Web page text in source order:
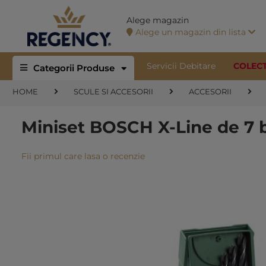
Alege magazin
Alege un magazin din lista
Categorii Produse Servicii Debitare
HOME SCULE SI ACCESORII ACCESORII
Miniset BOSCH X-Line de
Fii primul care lasa o recenzie